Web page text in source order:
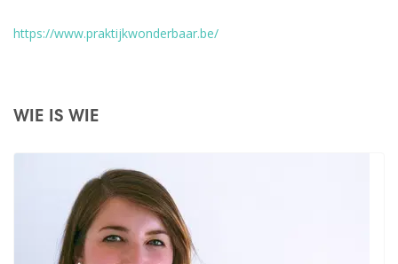
https://www.praktijkwonderbaar.be/
WIE IS WIE